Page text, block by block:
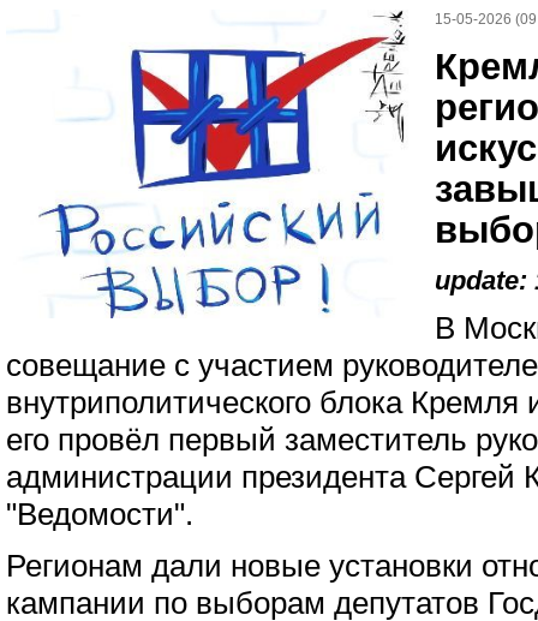
15-05-2026
update:
В
совещание с участием
внутриполитического блока
его провёл первый заместитель
администрации президента Сергей
"Ведомости".
Регионам дали новые установки
кампании по выборам депутатов